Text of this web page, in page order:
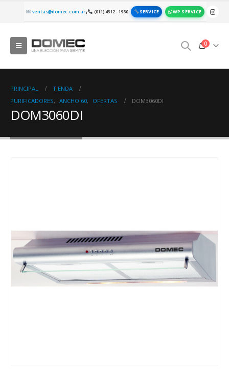
ventas@domec.com.ar| (011) 4312 - 1980 SERVICE WP SERVICE
0
PRINCIPAL
TIENDA
PURIFICADORES, ANCHO 60, OFERTAS DOM3060DI
DOM3060DI